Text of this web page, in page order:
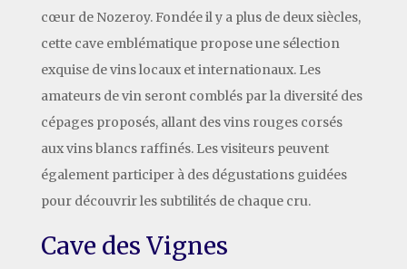
cœur de Nozeroy. Fondée il y a plus de deux siècles,
cette cave emblématique propose une sélection
exquise de vins locaux et internationaux. Les
amateurs de vin seront comblés par la diversité des
cépages proposés, allant des vins rouges corsés
aux vins blancs raffinés. Les visiteurs peuvent
également participer à des dégustations guidées
pour découvrir les subtilités de chaque cru.
Cave des Vignes